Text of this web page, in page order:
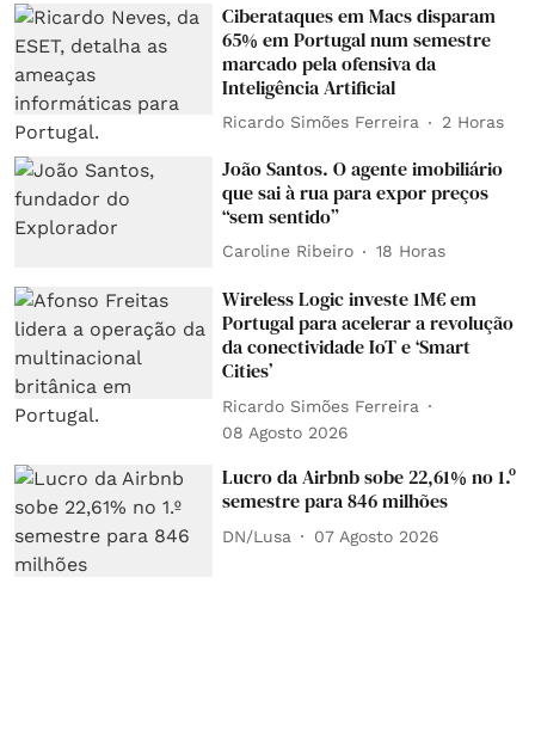
Ciberataques em Macs disparam
65% em Portugal num semestre
marcado pela ofensiva da
Inteligência Artificial
Ricardo Simões Ferreira 2 Horas
João Santos. O agente imobiliário
que sai à rua para expor preços
“sem sentido”
Caroline Ribeiro 18 Horas
Wireless Logic investe 1M€ em
Portugal para acelerar a revolução
da conectividade IoT e ‘Smart
Cities’
Ricardo Simões Ferreira
08 Agosto 2026
Lucro da Airbnb sobe 22,61% no 1.º
semestre para 846 milhões
DN/Lusa 07 Agosto 2026